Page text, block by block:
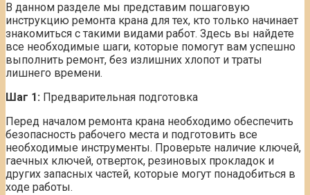
В данном разделе мы представим пошаговую
инструкцию ремонта крана для тех, кто только начинает
знакомиться с такими видами работ. Здесь вы найдете
все необходимые шаги, которые помогут вам успешно
выполнить ремонт, без излишних хлопот и траты
лишнего времени.
Шаг 1: Предварительная подготовка
Перед началом ремонта крана необходимо обеспечить
безопасность рабочего места и подготовить все
необходимые инструменты. Проверьте наличие ключей,
гаечных ключей, отверток, резиновых прокладок и
других запасных частей, которые могут понадобиться в
ходе работы.